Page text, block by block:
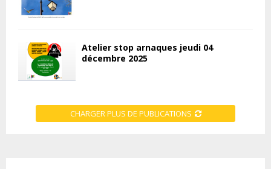
Atelier stop arnaques jeudi 04
décembre 2025
CHARGER PLUS DE PUBLICATIONS